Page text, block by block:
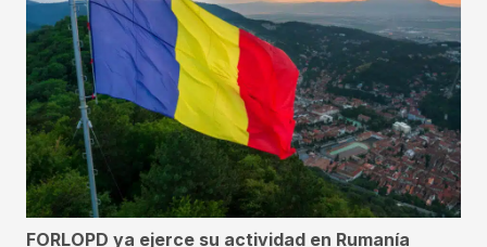
FORLOPD ya ejerce su actividad en Rumanía